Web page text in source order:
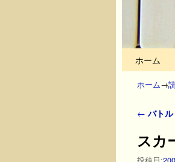
ホーム
ホーム→
投稿ナ
← バト
スカ